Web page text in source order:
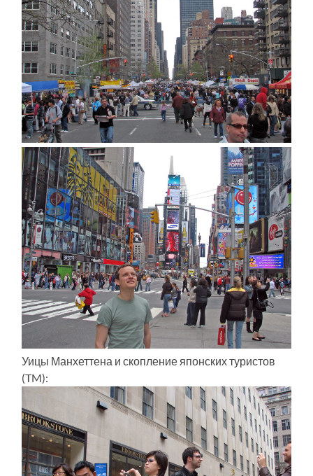
Уицы Манхеттена и скопление японских туристов
(TM):